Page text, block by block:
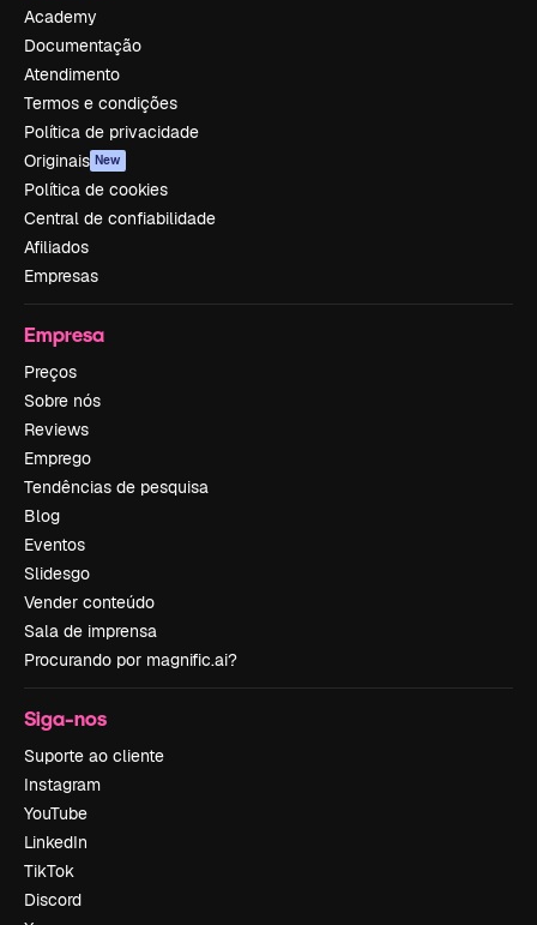
Academy
Documentação
Atendimento
Termos e condições
Política de privacidade
Originais New
Política de cookies
Central de confiabilidade
Afiliados
Empresas
Empresa
Preços
Sobre nós
Reviews
Emprego
Tendências de pesquisa
Blog
Eventos
Slidesgo
Vender conteúdo
Sala de imprensa
Procurando por magnific.ai?
Siga-nos
Suporte ao cliente
Instagram
YouTube
LinkedIn
TikTok
Discord